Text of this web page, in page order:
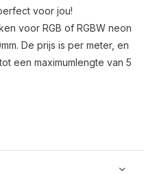
voor jou!
voor RGB of RGBW neon
De prijs is per meter, en
een maximumlengte van 5